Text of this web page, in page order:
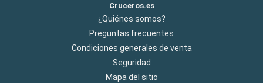
Cruceros.es
¿Quiénes somos?
Preguntas frecuentes
Condiciones generales de venta
Seguridad
Mapa del sitio